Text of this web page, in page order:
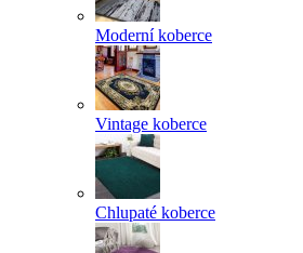
Moderní koberce
Vintage koberce
Chlupaté koberce